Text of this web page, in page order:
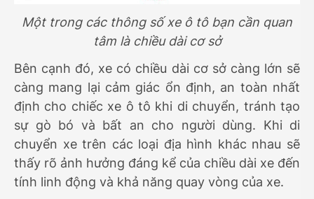
Một trong các thông số xe ô tô bạn cần quan
tâm là chiều dài cơ sở
Bên cạnh đó, xe có chiều dài cơ sở càng lớn sẽ
càng mang lại cảm giác ổn định, an toàn nhất
định cho chiếc xe ô tô khi di chuyển, tránh tạo
sự gò bó và bất an cho người dùng. Khi di
chuyển xe trên các loại địa hình khác nhau sẽ
thấy rõ ảnh hưởng đáng kể của chiều dài xe đến
tính linh động và khả năng quay vòng của xe.